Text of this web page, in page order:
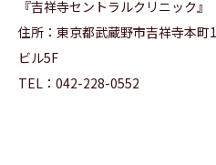
『吉祥寺セントラルクリニック』
住所： 東京都武蔵野市吉祥寺本町
ビル5F
TEL：042-228-0552